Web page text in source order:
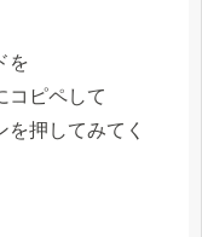
を
コピペして
を押してみてく